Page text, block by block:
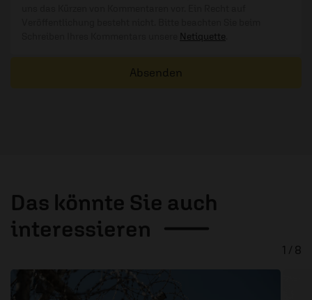
Netiquette
Absenden
Das könnte Sie auch
interessieren
1 / 8